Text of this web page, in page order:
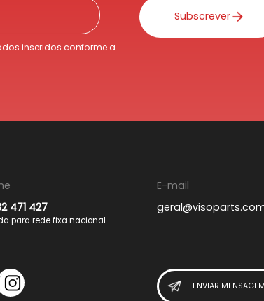
inseridos conforme a
Subscrever
471 427
para rede fixa nacional
E-mail
ENVIAR MENSAGEM